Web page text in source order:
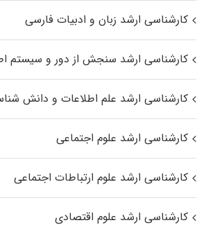
کارشناسی ارشد زبان و ادبیات فارسی
کارشناسی ارشد سنجش از دور و سیستم
کارشناسی ارشد علم اطلاعات و دانش
کارشناسی ارشد علوم اجتماعی
کارشناسی ارشد علوم ارتباطات اجتماعی
کارشناسی ارشد علوم اقتصادی